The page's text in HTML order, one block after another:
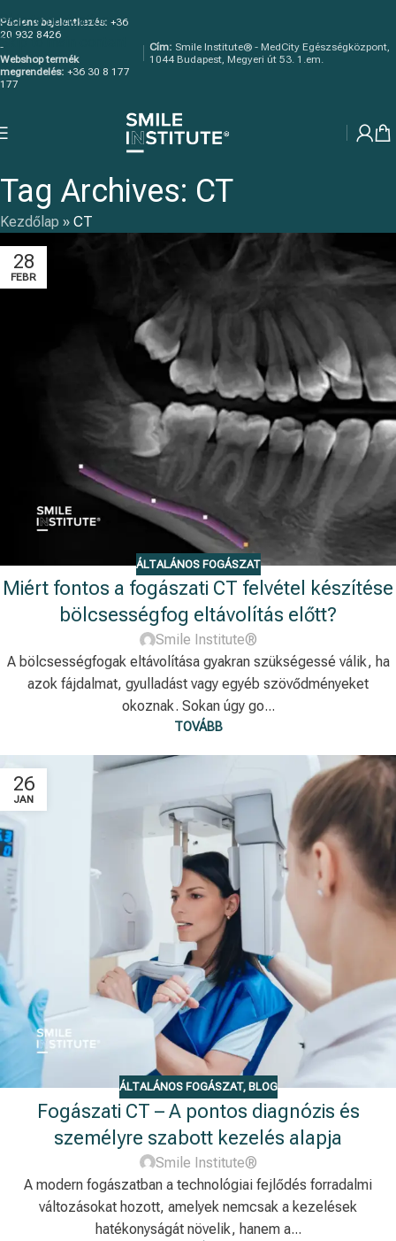
Skip to navigation
Skip to main content
Páciens bejelentkezés: +36
20 932 8426
-
Webshop termék
megrendelés: +36 30 8 177
177
Cím: Smile Institute® - MedCity Egészségközpont,
1044 Budapest, Megyeri út 53. 1.em.
Tag Archives: CT
Kezdőlap » CT
28
FEBR
ÁLTALÁNOS FOGÁSZAT
Miért fontos a fogászati CT felvétel készítése
bölcsességfog eltávolítás előtt?
Smile Institute®
A bölcsességfogak eltávolítása gyakran szükségessé válik, ha
azok fájdalmat, gyulladást vagy egyéb szövődményeket
okoznak. Sokan úgy go...
TOVÁBB
26
JAN
ÁLTALÁNOS FOGÁSZAT, BLOG
Fogászati CT – A pontos diagnózis és
személyre szabott kezelés alapja
Smile Institute®
A modern fogászatban a technológiai fejlődés forradalmi
változásokat hozott, amelyek nemcsak a kezelések
hatékonyságát növelik, hanem a...